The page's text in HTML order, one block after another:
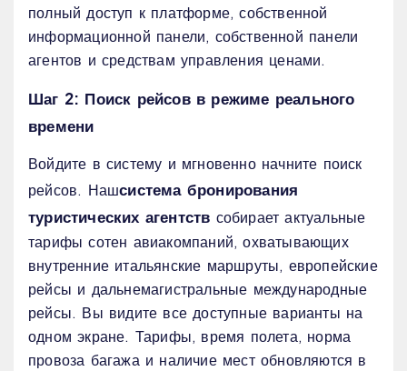
полный доступ к платформе, собственной
информационной панели, собственной панели
агентов и средствам управления ценами.
Шаг 2: Поиск рейсов в режиме реального
времени
Войдите в систему и мгновенно начните поиск
рейсов. Нашсистема бронирования
туристических агентств собирает актуальные
тарифы сотен авиакомпаний, охватывающих
внутренние итальянские маршруты, европейские
рейсы и дальнемагистральные международные
рейсы. Вы видите все доступные варианты на
одном экране. Тарифы, время полета, норма
провоза багажа и наличие мест обновляются в